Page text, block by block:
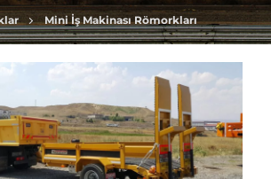
Mini İş Makinası Römorkları